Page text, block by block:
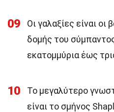
09
Οι γαλαξίες είναι
δομής του
εκατομμύρια έως
10
Το μεγαλύτερο
είναι το σμήνος